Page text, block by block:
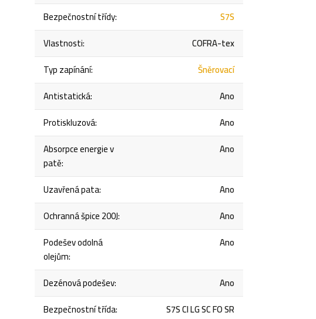
Bezpečnostní třídy:
S7S
Vlastnosti:
COFRA-tex
Typ zapínání:
Šněrovací
Antistatická:
Ano
Protiskluzová:
Ano
Absorpce energie v
patě:
Ano
Uzavřená pata:
Ano
Ochranná špice 200J:
Ano
Podešev odolná
olejům:
Ano
Dezénová podešev:
Ano
Bezpečnostní třída: S7S CI LG SC FO SR